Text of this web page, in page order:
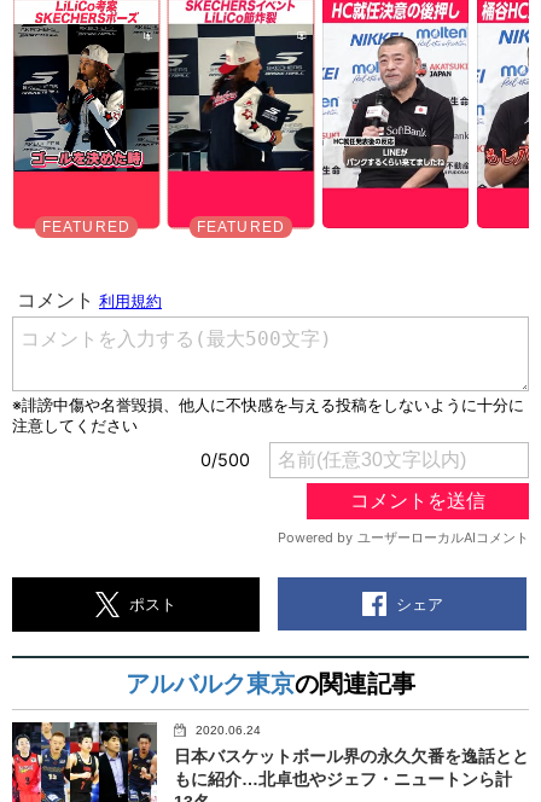
ポスト シェア
アルバルク東京の関連記事
2020.06.24
日本バスケットボール界の永久欠番を逸話とと
もに紹介…北卓也やジェフ・ニュートンら計